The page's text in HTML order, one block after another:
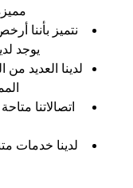
نتميز بأننا
يوجد
لدينا العديد
اتصالاتنا
لدينا خدمات